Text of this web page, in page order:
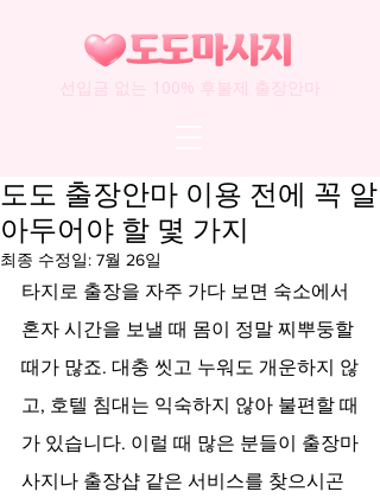
선입금 없는 100% 후불제 출장안마
도도 출장안마 이용 전에 꼭 알
아두어야 할 몇 가지
최종 수정일: 7월 26일
타지로 출장을 자주 가다 보면 숙소에서
혼자 시간을 보낼 때 몸이 정말 찌뿌둥할
때가 많죠. 대충 씻고 누워도 개운하지 않
고, 호텔 침대는 익숙하지 않아 불편할 때
가 있습니다. 이럴 때 많은 분들이 출장마
사지나 출장샵 같은 서비스를 찾으시곤